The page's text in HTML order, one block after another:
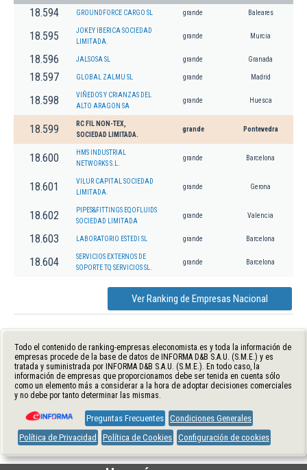
18.594 GROUNDFORCE CARGO SL grande Baleares
18.595
JOKEY IBERICA SOCIEDAD
LIMITADA.
grande Murcia
18.596 JALSOSA SL grande Granada
18.597 GLOBAL ZALMU SL grande Madrid
18.598
VIÑEDOS Y CRIANZAS DEL
ALTO ARAGON SA
grande Huesca
18.599
RC FIL NON-TEX,
SOCIEDAD LIMITADA.
grande Pontevedra
18.600
HMS INDUSTRIAL
NETWORKS S.L.
grande Barcelona
18.601
VILUR CAPITAL SOCIEDAD
LIMITADA.
grande Gerona
18.602
PIPES&FITTINGS EQOFLUIDS
SOCIEDAD LIMITADA
grande Valencia
18.603 LABORATORIO ESTEDI SL grande Barcelona
18.604
SERVICIOS EXTERNOS DE
SOPORTE TQ SERVICIOS SL.
grande Barcelona
Ver Ranking de Empresas Nacional
Todo el contenido de ranking-empresas.eleconomista.es y toda la información de
empresas procede de la base de datos de INFORMA D&B S.A.U. (S.M.E.) y es
tratada y suministrada por INFORMA D&B S.A.U. (S.M.E.). En todo caso, la
información de empresas que proporcionamos debe ser tenida en cuenta sólo
como un elemento más a considerar a la hora de adoptar decisiones comerciales
y no debe por tanto determinar las mismas.
Preguntas Frecuentes Condiciones Generales
Política de Privacidad
Política de Cookies Configuración de cookies